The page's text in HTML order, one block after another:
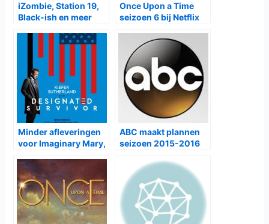
iZombie, Station 19,
Black-ish en meer
Once Upon a Time
seizoen 6 bij Netflix
Minder afleveringen
voor Imaginary Mary,
Designated Survivor
en Speechless
ABC maakt plannen
seizoen 2015-2016